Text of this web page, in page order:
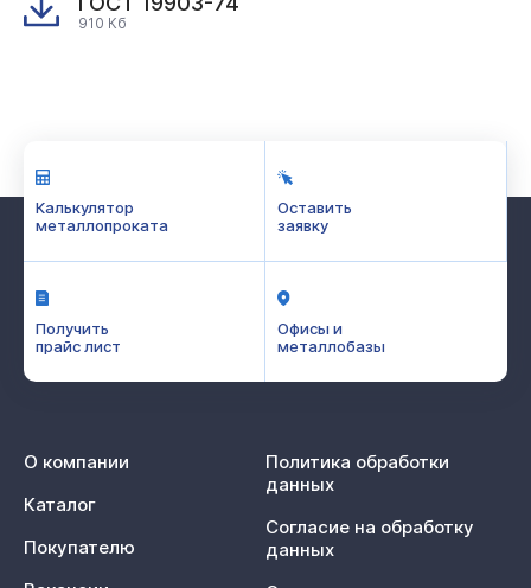
910 Кб
Калькулятор
металлопроката
Оставить
заявку
Получить
прайс лист
Офисы и
металлобазы
О компании
Каталог
Покупателю
Политика обработки
данных
Согласие на обработку
данных